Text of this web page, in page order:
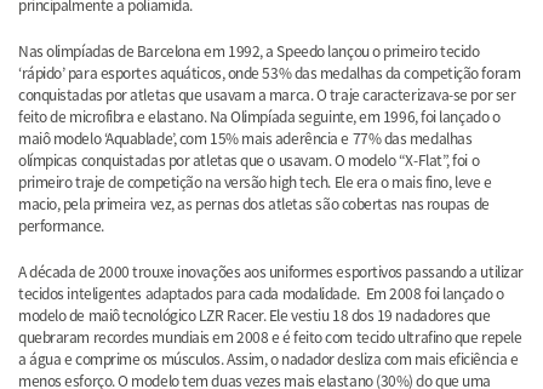
Nas olimpíadas de Barcelona em 1992, aSpeedolançou o primeiro tecido
‘rápido’ para esportes aquáticos, onde 53% das medalhas da competição foram
conquistadas por atletas que usavam a marca. O traje caracterizava-se por ser
feito de microfibra e elastano. Na Olimpíada seguinte, em 1996, foi lançado o
maiô modelo ‘Aquablade’, com 15% mais aderência e 77% das medalhas
olímpicas conquistadas por atletas que o usavam. O modelo “X-Flat”, foi o
primeiro traje de competição na versão high tech. Ele era o mais fino, leve e
macio, pela primeira vez, as pernas dos atletas são cobertas nas roupas de
performance.
A década de 2000 trouxe inovações aos uniformes esportivos passando a utilizar
tecidos inteligentes adaptados para cada modalidade. Em 2008 foi lançado o
modelo de maiô tecnológico LZR Racer. Ele vestiu 18 dos 19 nadadores que
quebraram recordes mundiais em 2008 e é feito com tecido ultrafino que repele
a água e comprime os músculos. Assim, o nadador desliza com mais eficiência e
menos esforço. O modelo tem duas vezes mais elastano (30%) do que uma